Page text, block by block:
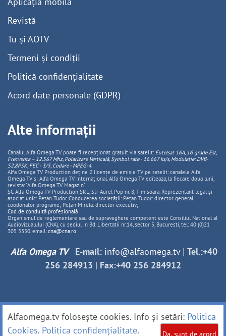
Revistă
Tu și AOTV
Termeni și condiții
Politică confidențialitate
Acord date personale (GDPR)
Alte informații
Canalul Alfa Omega TV poate fi recepționat gratuit via satelit: Eutelsat 16A, 16 grade Est,
Frecventa – 12.567 Mhz, PolarizareVerticală, Symbol rate - 16.667 ks/s, Modulație: DVB-
S2,8PSK, FEC - 3/5, Codare - MPEG-4.
Alfa Omega TV Production deține 2 licențe de emisie TV pe satelit: canalele Alfa
Omega TV și Alfa Omega TV Internațional. Alfa Omega TV editeaza, la fiecare doua luni,
revista: "Alfa Omega TV Magazin".
SC Alfa Omega TV Production SRL, Str Aurel Pop nr. 8, Timisoara. Reprezentant legal și
asociat unic: Pețan Tudor. Conducerea societății: Pețan Tudor: director general,
coodonator programe; Pețan Mirela: director executiv;
Cod de conduită profesională
Organismul de reglementare sau de supraveghere competent este Consiliul National al
Audiovizualului (CNA), cu sediul in Bd. Libertatii nr.14, sector 5, Bucuresti, tel: 40 (0)21
305 5350, email: cna@cna.ro
Alfa Omega TV- E-mail: info@alfaomega.tv| Tel.:+40
256 284913 | Fax:+40 256 284912
Alfaomega.tv folosește cookies. Info și setări: Politica
Cookies. Politica confidențialitate. Da, sunt de acord